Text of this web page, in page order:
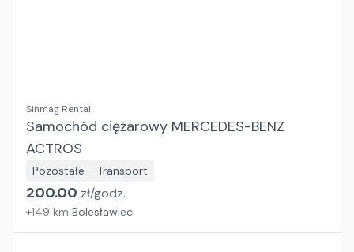
Sinmag Rental
Samochód ciężarowy MERCEDES-BENZ
ACTROS
Pozostałe - Transport
200.00 zł/godz.
+149 km Bolesławiec